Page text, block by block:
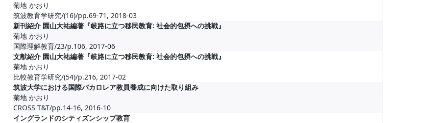
菊地 かおり
筑波教育学研究/(16)/pp.69-71, 2018-03
新刊紹介 園山大祐編著『岐路に立つ移民教育: 社会的包摂への挑戦』
菊地 かおり
国際理解教育/23/p.106, 2017-06
文献紹介 園山大祐編著『岐路に立つ移民教育: 社会的包摂への挑戦』
菊地 かおり
比較教育学研究/(54)/p.216, 2017-02
筑波大学における国際バカロレア教員養成に向けた取り組み
菊地 かおり
CROSS T&T/pp.14-16, 2016-10
イングランドのシティズンシップ教育